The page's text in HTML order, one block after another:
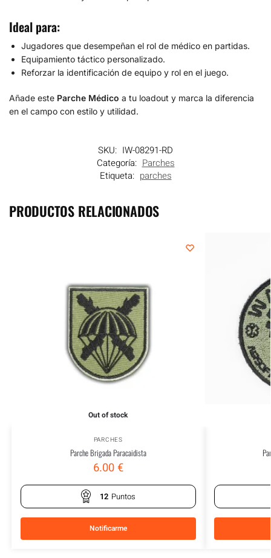
Ideal para:
Jugadores que desempeñan el rol de médico en partidas.
Equipamiento táctico personalizado.
Reforzar la identificación de equipo y rol en el juego.
Añade este Parche Médico a tu loadout y marca la diferencia
en el campo con estilo y utilidad.
SKU: IW-08291-RD
Categoría: Parches
Etiqueta: parches
PRODUCTOS RELACIONADOS
Out of stock
PARCHES
Parche Brigada Paracaidista
6.00€
12 Puntos
Notificarme